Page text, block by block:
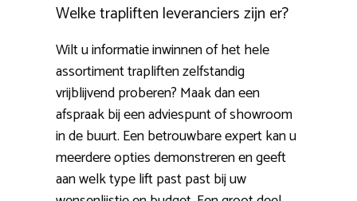
Welke trapliften leveranciers zijn er?
Wilt u informatie inwinnen of het hele
assortiment trapliften zelfstandig
vrijblijvend proberen? Maak dan een
afspraak bij een adviespunt of showroom
in de buurt. Een betrouwbare expert kan u
meerdere opties demonstreren en geeft
aan welk type lift past past bij uw